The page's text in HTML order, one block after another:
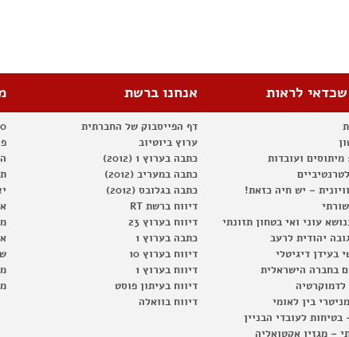
לראות
מיתוסים ועובדות
– יש חיה כזאת!
עוני ואי בטחון תזונתי
יהודית לרעב
בעידן דיגיטלי
בחברה הישראלית
לדמוקרטיה
בין לאומי
בטיחות לעובדי הבניין
– מגזין אקטואליה
אנחנו ברשת
דף הפייסבוק של החברתית
ערוץ ביוטיוב
כתבה בערוץ 1 (2012)
כתבה במעריב (2012)
כתבה בגלובס (2012)
דיווח ברשת RT
דיווח בערוץ 23
כתבה בערוץ 1
דיווח בערוץ 10
דיווח בערוץ 1
דיווח בעיתון פוסט
דיווח בוואלה